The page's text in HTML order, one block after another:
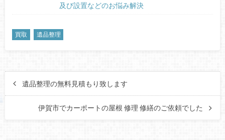
及び設置などのお悩み解決
買取 遺品整理
遺品整理の無料見積もり致します
伊賀市でカーポートの屋根 修理 修繕のご依頼でした